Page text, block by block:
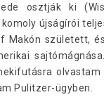
osztják ki
újságírói
született,
Pulitzer-ügyben.